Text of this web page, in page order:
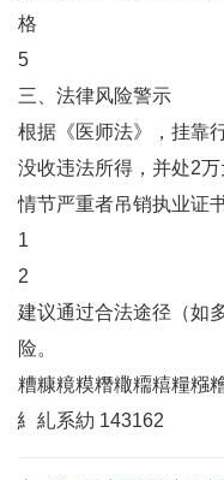
格‌
5
三、法律风险警示
根据《医师法》，挂靠
没收违法所得，并处2
情节严重者吊销执业证
1
2
建议通过合法途径（如
险。
糟糠糡糢糣糤糥糦糧糨
糹糺系糼 143162